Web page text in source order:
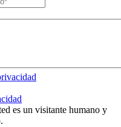
es un visitante humano y